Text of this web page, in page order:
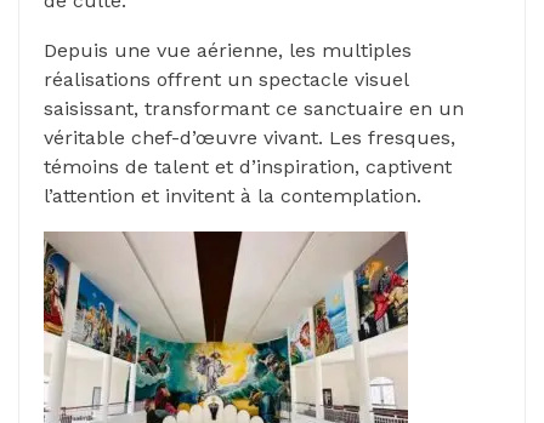
Depuis une vue aérienne, les multiples
réalisations offrent un spectacle visuel
saisissant, transformant ce sanctuaire en un
véritable chef-d’œuvre vivant. Les fresques,
témoins de talent et d’inspiration, captivent
l’attention et invitent à la contemplation.